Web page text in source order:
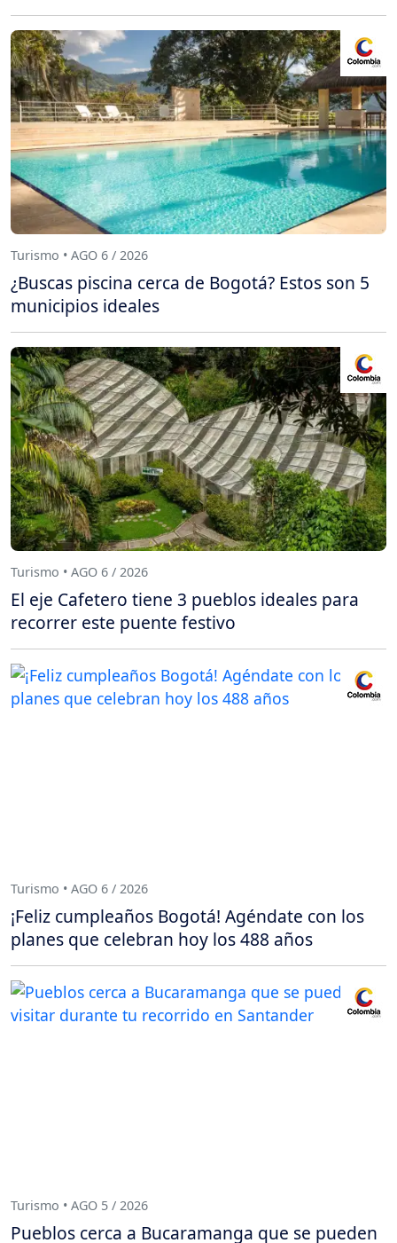
Turismo • AGO 6 / 2026
¿Buscas piscina cerca de Bogotá? Estos son 5
municipios ideales
Turismo • AGO 6 / 2026
El eje Cafetero tiene 3 pueblos ideales para
recorrer este puente festivo
Turismo • AGO 6 / 2026
¡Feliz cumpleaños Bogotá! Agéndate con los
planes que celebran hoy los 488 años
Turismo • AGO 5 / 2026
Pueblos cerca a Bucaramanga que se pueden